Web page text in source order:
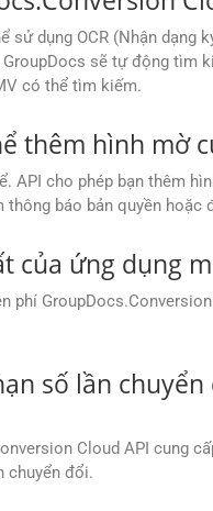
sử dụng OCR (Nhận
sẽ tự động tìm
có thể tìm kiếm.
thêm hình mờ
API cho phép bạn thêm
thông báo bản quyền hoặc
của ứng dụng
phí
số lần
Cloud API cung
chuyển đổi.